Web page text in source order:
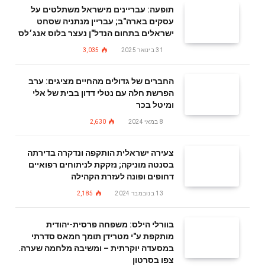
תופעה: עבריינים מישראל משתלטים על
עסקים בארה"ב; עבריין מנתניה שסחט
ישראלים בתחום הנדל"ן נעצר בלוס אנג׳לס
31 בינואר 2025 3,035
החברים של גדולים מהחיים מציגים: ערב
הפרשת חלה עם נטלי דדון בבית של אלי
ומיטל בכר
8 במאי 2024 2,630
צעירה ישראלית הותקפה ונדקרה בדירתה
בסנטה מוניקה; נזקקת לניתוחים רפואיים
דחופים ופונה לעזרת הקהילה
13 בנובמבר 2024 2,185
בוורלי הילס: משפחה פרסית-יהודית
מותקפת ע"י מטרידן תומך חמאס סדרתי
במסעדה יוקרתית – ומשיבה מלחמה שערה.
צפו בסרטון